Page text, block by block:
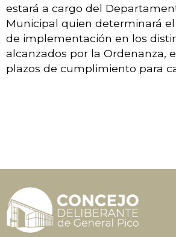
estará a cargo del
Municipal quien determinará
de implementación en los
alcanzados por la Ordenanza,
plazos de cumplimiento para